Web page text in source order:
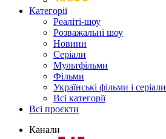
Категорії
Реаліті-шоу
Розважальні шоу
Новини
Серіали
Мультфільми
Фільми
Українські фільми і серіали
Всі категорії
Всі проєкти
Канали